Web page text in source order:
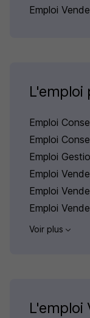
Emploi
L'emploi
Emploi
Emploi
Emploi
Emploi
Emploi
Emploi
Voir plus
L'emploi